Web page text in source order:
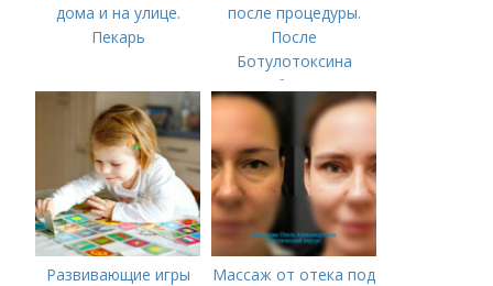
дома и на улице.
Пекарь
после процедуры.
После
Ботулотоксина
необходимо
Развивающие игры
Массаж от отека под